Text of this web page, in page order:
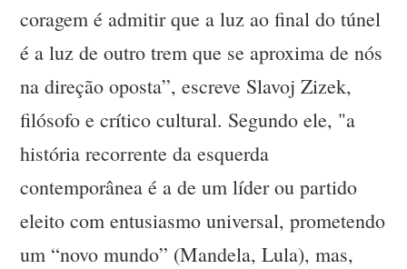
coragem é admitir que a luz ao final do túnel
é a luz de outro trem que se aproxima de nós
na direção oposta”, escreve Slavoj Zizek,
filósofo e crítico cultural. Segundo ele, "a
história recorrente da esquerda
contemporânea é a de um líder ou partido
eleito com entusiasmo universal, prometendo
um “novo mundo” (Mandela, Lula), mas,